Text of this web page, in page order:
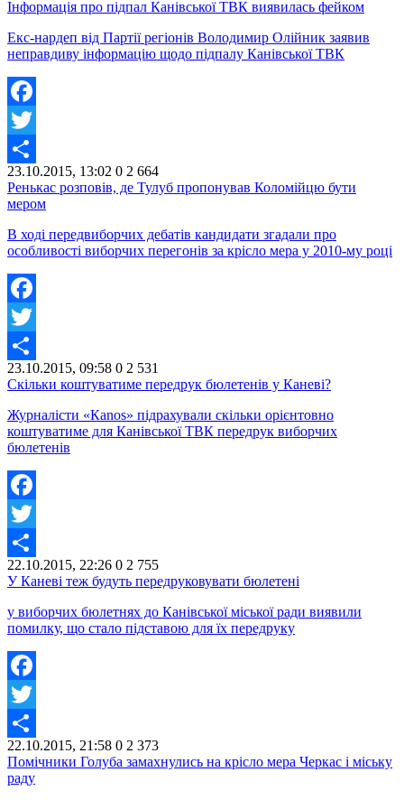
Інформація про підпал Канівської ТВК виявилась фейком
Екс-нардеп від Партії регіонів Володимир Олійник заявив
неправдиву інформацію щодо підпалу Канівської ТВК
Facebook
Twitter
Share
23.10.2015, 13:02 0 2 664
Ренькас розповів, де Тулуб пропонував Коломійцю бути
мером
В ході передвиборчих дебатів кандидати згадали про
особливості виборчих перегонів за крісло мера у 2010-му році
Facebook
Twitter
Share
23.10.2015, 09:58 0 2 531
Скільки коштуватиме передрук бюлетенів у Каневі?
Журналісти «Каnоs» підрахували скільки орієнтовно
коштуватиме для Канівської ТВК передрук виборчих
бюлетенів
Facebook
Twitter
Share
22.10.2015, 22:26 0 2 755
У Каневі теж будуть передруковувати бюлетені
у виборчих бюлетнях до Канівської міської ради виявили
помилку, що стало підставою для їх передруку
Facebook
Twitter
Share
22.10.2015, 21:58 0 2 373
Помічники Голуба замахнулись на крісло мера Черкас і міську
раду